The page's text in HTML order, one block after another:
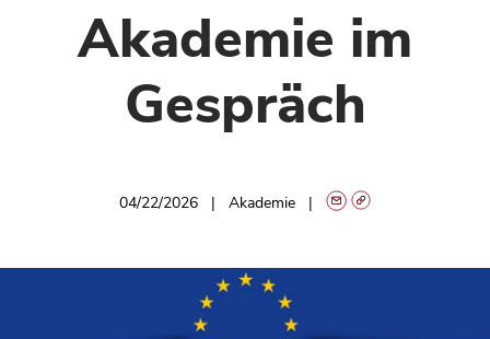
Akademie im
Gespräch
04/22/2026 Akademie